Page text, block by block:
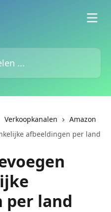
Verkoopkanalen
Amazon
afbeeldingen per land
per land